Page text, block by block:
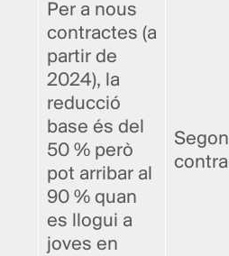
Per a nous
contractes (a
partir de
2024), la
reducció
base és del
50 % però
pot arribar al
90 % quan
es llogui a
joves en